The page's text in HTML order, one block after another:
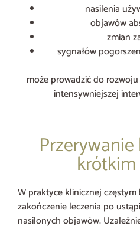
nasilenia
objawów
zmian
sygnałów
może prowadzić do
intensywniejszej
W praktyce klinicznej
zakończenie leczenia po
nasilonych objawów.